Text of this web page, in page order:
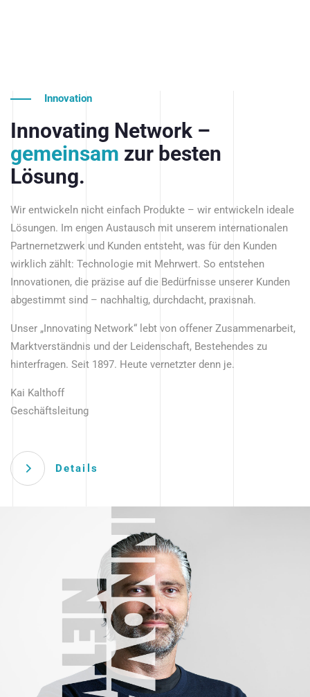
Innovation
Innovating Network –
gemeinsam zur besten
Lösung.
Wir entwickeln nicht einfach Produkte – wir entwickeln ideale
Lösungen. Im engen Austausch mit unserem internationalen
Partnernetzwerk und Kunden entsteht, was für den Kunden
wirklich zählt: Technologie mit Mehrwert. So entstehen
Innovationen, die präzise auf die Bedürfnisse unserer Kunden
abgestimmt sind – nachhaltig, durchdacht, praxisnah.
Unser „Innovating Network“ lebt von offener Zusammenarbeit,
Marktverständnis und der Leidenschaft, Bestehendes zu
hinterfragen. Seit 1897. Heute vernetzter denn je.
Kai Kalthoff
Geschäftsleitung
Details